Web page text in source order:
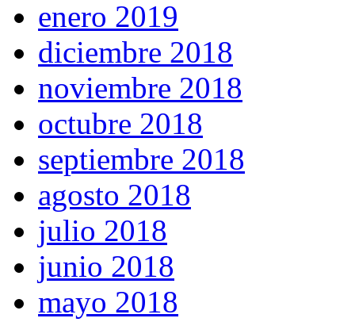
enero 2019
diciembre 2018
noviembre 2018
octubre 2018
septiembre 2018
agosto 2018
julio 2018
junio 2018
mayo 2018